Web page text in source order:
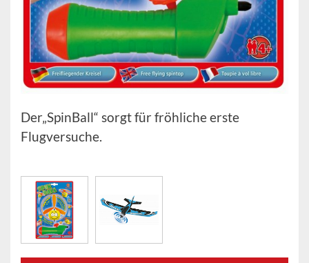
Der„SpinBall“ sorgt für fröhliche erste
Flugversuche.